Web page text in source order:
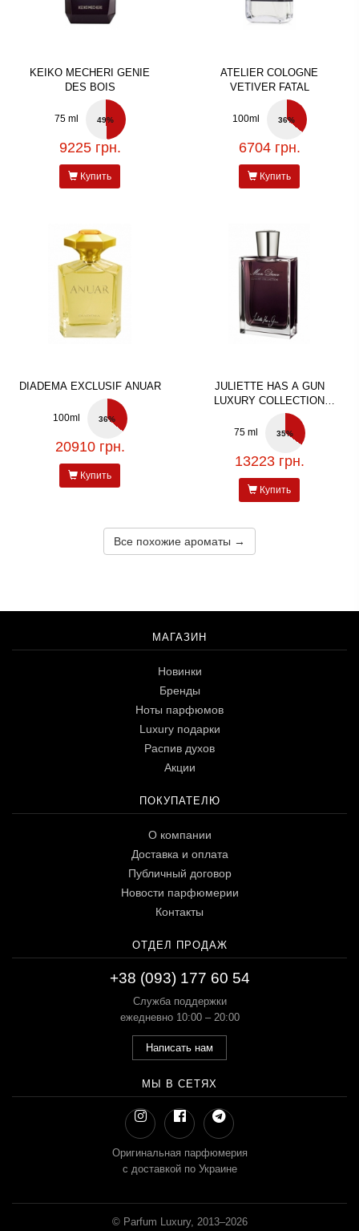
KEIKO MECHERI GENIE
DES BOIS
75 ml 49%
9225 грн.
Купить
ATELIER COLOGNE
VETIVER FATAL
100ml 36%
6704 грн.
Купить
DIADEMA EXCLUSIF ANUAR
100ml 36%
20910 грн.
Купить
JULIETTE HAS A GUN
LUXURY COLLECTION
MOON DANCE
75 ml 35%
13223 грн.
Купить
Все похожие ароматы →
МАГАЗИН
Новинки
Бренды
Ноты парфюмов
Luxury подарки
Распив духов
Акции
ПОКУПАТЕЛЮ
О компании
Доставка и оплата
Публичный договор
Новости парфюмерии
Контакты
ОТДЕЛ ПРОДАЖ
+38 (093) 177 60 54
Служба поддержки
ежедневно 10:00 – 20:00
Написать нам
МЫ В СЕТЯХ
Оригинальная парфюмерия
с доставкой по Украине
© Parfum Luxury, 2013–2026